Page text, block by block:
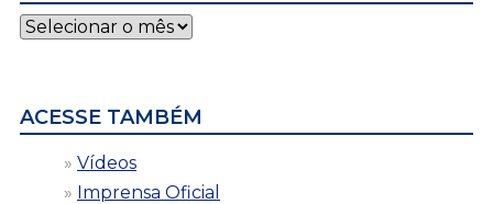
Notícias
por
ACESSE TAMBÉM
Vídeos
Imprensa Oficial